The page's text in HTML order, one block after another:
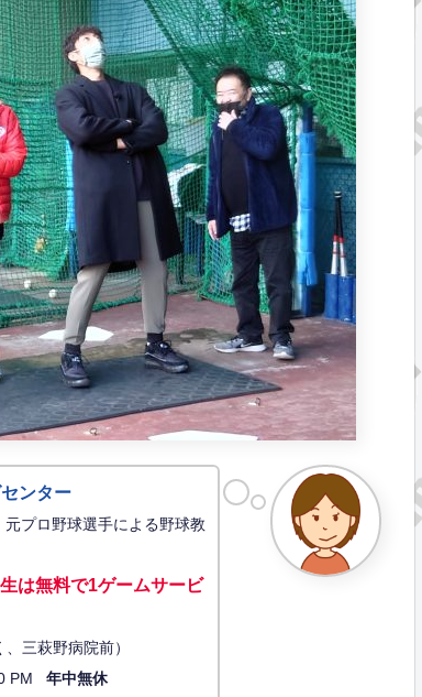
ンター
プロ野球選手による野球教
は無料で1ゲームサービ
三萩野病院前）
PM年中無休